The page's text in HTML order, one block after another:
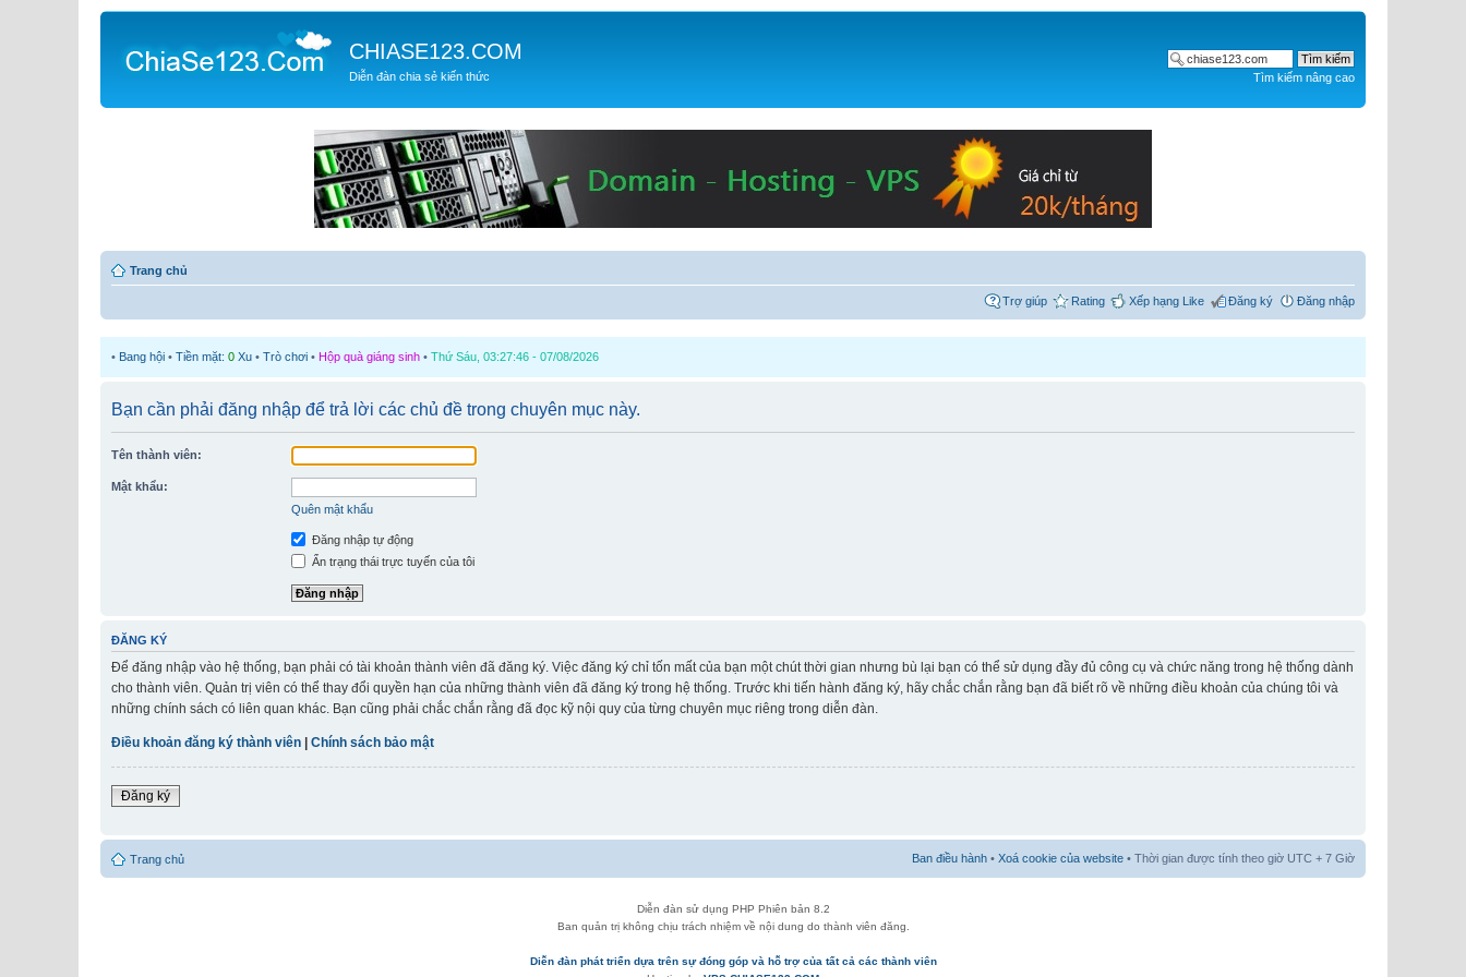
CHIASE123.COM
Diễn đàn chia sẻ kiến thức Tìm kiếm nâng cao
Trang chủ
Trợ giúp Rating Xếp hạng Like Đăng ký Đăng nhập
• Bang hội • Tiền mặt: 0 Xu • Trò chơi • Hộp quà giáng sinh • Thứ Sáu, 03:27:46 - 07/08/2026
Bạn cần phải đăng nhập để trả lời các chủ đề trong chuyên mục này.
Tên thành viên:
Mật khẩu:
Quên mật khẩu
Đăng nhập tự động
Ẩn trạng thái trực tuyến của tôi
ĐĂNG KÝ
Để đăng nhập vào hệ thống, bạn phải có tài khoản thành viên đã đăng ký. Việc đăng ký chỉ tốn mất của bạn một chút thời gian nhưng bù lại bạn có thể sử dụng đầy đủ công cụ và chức năng trong hệ thống dành
cho thành viên. Quản trị viên có thể thay đổi quyền hạn của những thành viên đã đăng ký trong hệ thống. Trước khi tiến hành đăng ký, hãy chắc chắn rằng bạn đã biết rõ về những điều khoản của chúng tôi và
những chính sách có liên quan khác. Bạn cũng phải chắc chắn rằng đã đọc kỹ nội quy của từng chuyên mục riêng trong diễn đàn.
Điều khoản đăng ký thành viên Chính sách bảo mật
Đăng ký
Trang chủ Ban điều hành • Xoá cookie của website • Thời gian được tính theo giờ UTC + 7 Giờ
Diễn đàn sử dụng PHP Phiên bản 8.2
Ban quản trị không chịu trách nhiệm về nội dung do thành viên đăng.
Diễn đàn phát triển dựa trên sự đóng góp và hỗ trợ của tất cả các thành viên